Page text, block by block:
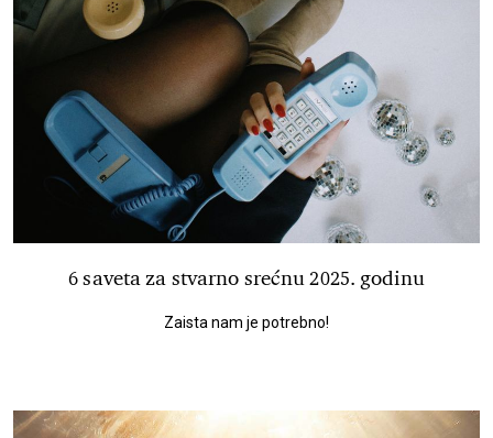
6 saveta za stvarno srećnu 2025. godinu
Zaista nam je potrebno!